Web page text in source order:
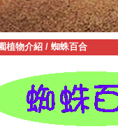
植物介紹 / 蜘蛛百合